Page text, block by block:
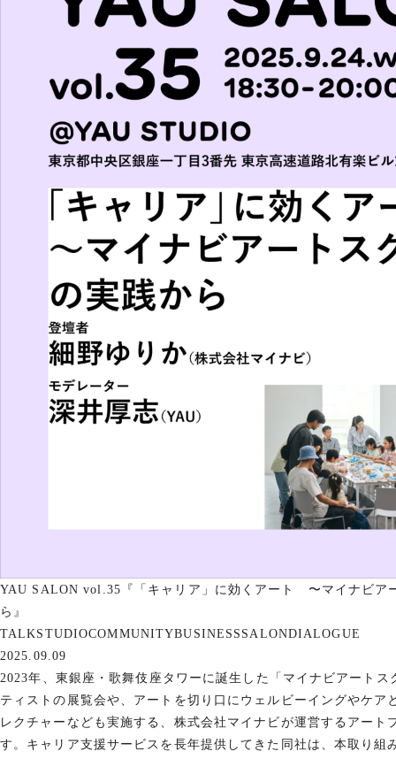
YAU SALON vol.35『「キャリア」に効くアート 〜マイナビア
ら』
TALKSTUDIOCOMMUNITYBUSINESS SALONDIALOGUE
2025.09.09
2023年、東銀座・歌舞伎座タワーに誕生した「マイナビアートス
ティストの展覧会や、アートを切り口にウェルビーイングやケア
レクチャーなども実施する、株式会社マイナビが運営するアート
す。キャリア支援サービスを長年提供してきた同社は、本取り組